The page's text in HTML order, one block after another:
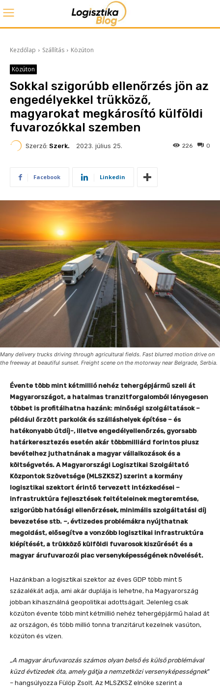
Kezdőlap Szállítás Közúton
Közúton
Sokkal szigorúbb ellenőrzés jön az
engedélyekkel trükköző,
magyarokat megkárosító külföldi
fuvarozókkal szemben
Szerző: Szerk. 2023. július 25. 0
226
Facebook Linkedin
Many delivery trucks driving through agricultural fields. Fast blurred motion drive on
the freeway at beautiful sunset. Freight scene on the motorway near Belgrade, Serbia.
Évente több mint kétmillió nehéz tehergépjármű szeli át
Magyarországot, a hatalmas tranzitforgalomból lényegesen
többet is profitálhatna hazánk: minőségi szolgáltatások –
például őrzött parkolók és szálláshelyek építése – és
hatékonyabb útdíj-, illetve engedélyellenőrzés, gyorsabb
határkeresztezés esetén akár többmilliárd forintos plusz
bevételhez juthatnának a magyar vállalkozások és a
költségvetés. A Magyarországi Logisztikai Szolgáltató
Központok Szövetsége (MLSZKSZ) szerint a kormány
logisztikai szektort érintő tervezett intézkedései –
infrastruktúra fejlesztések feltételeinek megteremtése,
szigorúbb hatósági ellenőrzések, minimális szolgáltatási díj
bevezetése stb. –, évtizedes problémákra nyújthatnak
megoldást, elősegítve a vonzóbb logisztikai infrastruktúra
kiépítését, a trükköző külföldi fuvarosok kiszűrését és a
magyar árufuvarozói piac versenyképességének növelését.
Hazánkban a logisztikai szektor az éves GDP több mint 5
százalékát adja, ami akár duplája is lehetne, ha Magyarország
jobban kihasználná geopolitikai adottságait. Jelenleg csak
közúton évente több mint kétmillió nehéz tehergépjármű halad át
az országon, és több millió tonna tranzitárut kezelnek vasúton,
közúton és vízen.
„A magyar árufuvarozás számos olyan belső és külső problémával
küzd évtizedek óta, amely gátja a nemzetközi versenyképességnek”
– hangsúlyozza Fülöp Zsolt. Az MLSZKSZ elnöke szerint a